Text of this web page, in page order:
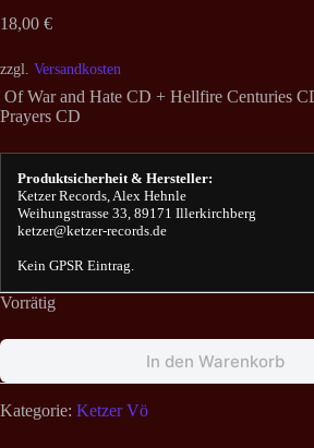
18,00 €
zzgl. Versandkosten
Of War and Hate CD + Hellfire Centuries
Prayers CD
Produktsicherheit & Hersteller:
Ketzer Records, Alex Hehnle
Weihungstrasse 33, 89171 Illerkirchberg
ketzer@ketzer-records.de
Kein GPSR Eintrag.
Vorrätig
In den Warenkorb
Kategorie: Ketzer Vö